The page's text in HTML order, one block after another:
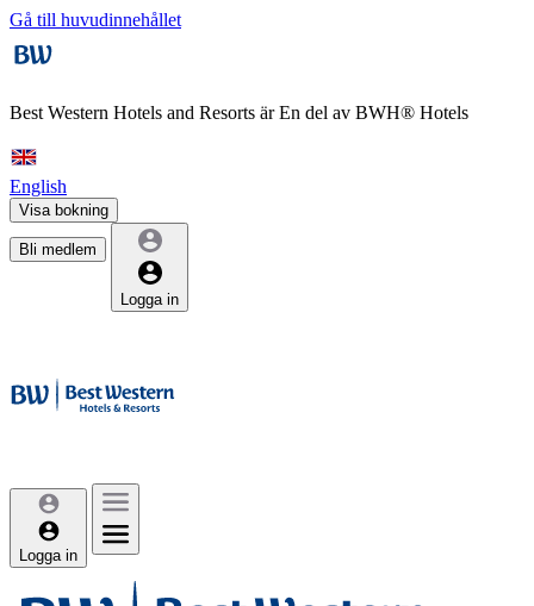
Gå till huvudinnehållet
Best Western Hotels and Resorts ärEn del av BWH® Hotels
English
Visa bokning
Bli medlem
Logga in
Logga in